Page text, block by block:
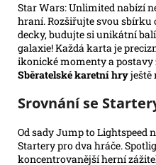
Star Wars: Unlimited nabízí
hraní. Rozšiřujte svou sbírku
decky, budujte si unikátní
galaxie! Každá karta je
ikonické momenty a postavy
Sběratelské karetní hryještě
Srovnání se
Od sady Jump to Lightspeed
Startery pro dva hráče.
koncentrovanější herní